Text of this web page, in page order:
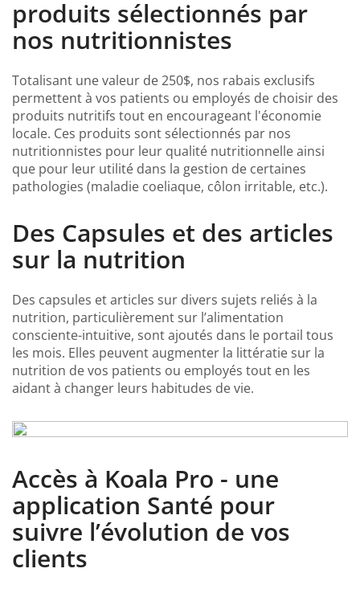
produits sélectionnés par
nos nutritionnistes
Totalisant une valeur de 250$, nos rabais exclusifs
permettent à vos patients ou employés de choisir des
produits nutritifs tout en encourageant l'économie
locale. Ces produits sont sélectionnés par nos
nutritionnistes pour leur qualité nutritionnelle ainsi
que pour leur utilité dans la gestion de certaines
pathologies (maladie coeliaque, côlon irritable, etc.).
Des Capsules et des articles
sur la nutrition
Des capsules et articles sur divers sujets reliés à la
nutrition, particulièrement sur l’alimentation
consciente-intuitive, sont ajoutés dans le portail tous
les mois. Elles peuvent augmenter la littératie sur la
nutrition de vos patients ou employés tout en les
aidant à changer leurs habitudes de vie.
Accès à Koala Pro - une
application Santé pour
suivre l’évolution de vos
clients